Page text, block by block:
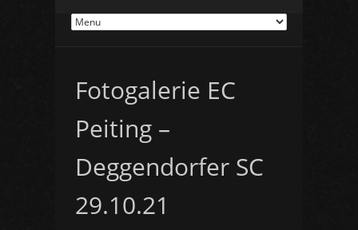
Fotogalerie EC
Peiting –
Deggendorfer SC
29.10.21